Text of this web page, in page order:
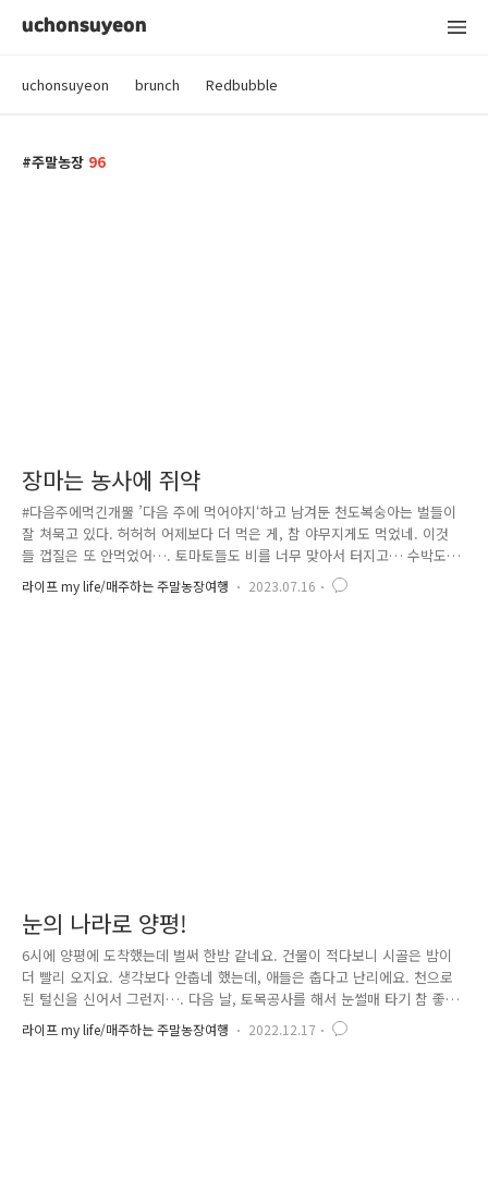
uchonsuyeon
uchonsuyeon brunch Redbubble
주말농장 96
장마는 농사에 쥐약
#다음주에먹긴개뿔 ’다음 주에 먹어야지‘하고 남겨둔 천도복숭아는 벌들이
잘 쳐묵고 있다. 허허허 어제보다 더 먹은 게, 참 야무지게도 먹었네. 이것
들 껍질은 또 안먹었어…. 토마토들도 비를 너무 맞아서 터지고… 수박도
잎이 병듬. 급히 설익은 수박을 따 먹고 있다. 농약없던 조선시대엔 어찌
키워먹은 걸까싶네.
라이프 my life/매주하는 주말농장여행 2023.07.16
눈의 나라로 양평!
6시에 양평에 도착했는데 벌써 한밤 같네요. 건물이 적다보니 시골은 밤이
더 빨리 오지요. 생각보다 안춥네 했는데, 애들은 춥다고 난리에요. 천으로
된 털신을 신어서 그런지…. 다음 날, 토목공사를 해서 눈썰매 타기 참 좋
드라고요. ㅎㅎㅎ 이러기 위해 -10도라는데도 왔지요.
라이프 my life/매주하는 주말농장여행 2022.12.17